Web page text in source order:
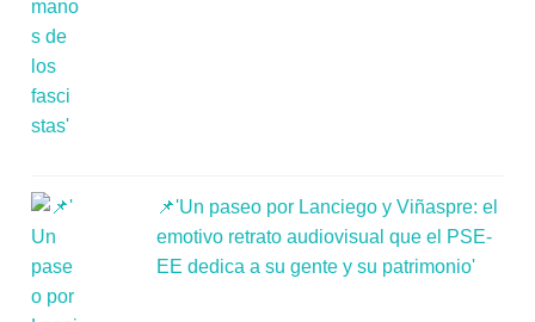
📌'Un paseo por Lanciego y Viñaspre: el
emotivo retrato audiovisual que el PSE-
EE dedica a su gente y su patrimonio'